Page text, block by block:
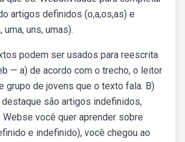
artigos definidos (o,a,os,as) e
uns, umas).
podem ser usados para reescrita
— a) de acordo com o trecho, o leitor
grupo de jovens que o texto fala. B)
são artigos indefinidos,
Webse você quer aprender sobre
e indefinido), você chegou ao